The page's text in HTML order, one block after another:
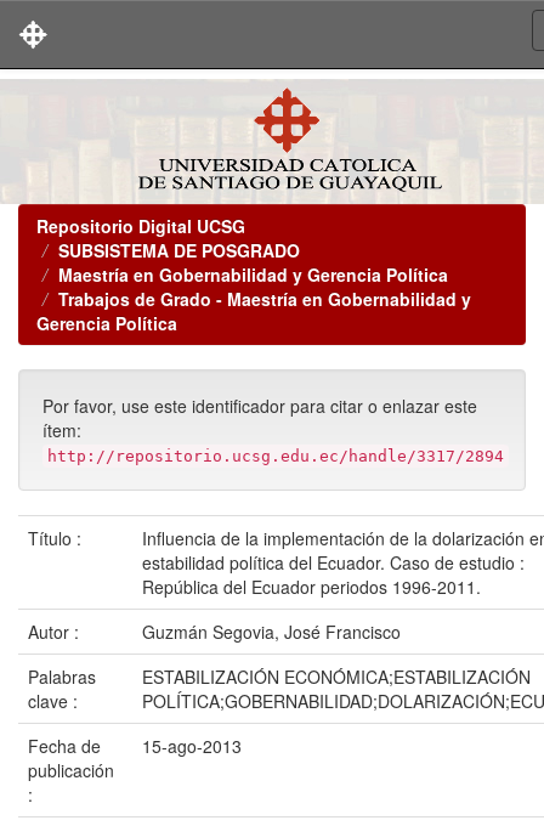
Repositorio Digital UCSG
SUBSISTEMA DE POSGRADO
Maestría en Gobernabilidad y Gerencia Política
Trabajos de Grado - Maestría en Gobernabilidad y
Gerencia Política
Por favor, use este identificador para citar o enlazar este
ítem:
http://repositorio.ucsg.edu.ec/handle/3317/2894
Título :
Influencia de la implementación de la dolarización
estabilidad política del Ecuador. Caso de estudio :
República del Ecuador periodos 1996-2011.
Autor :
Guzmán Segovia, José Francisco
Palabras
clave :
ESTABILIZACIÓN ECONÓMICA;ESTABILIZACIÓN
Fecha de
publicación
:
15-ago-2013